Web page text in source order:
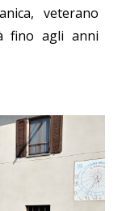
veterano
fino agli anni